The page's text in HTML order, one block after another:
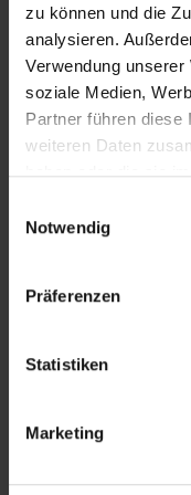
zu können und die
analysieren.
Verwendung
soziale Medien,
Partner führen diese
weiteren Daten
haben oder die sie
Notwendig
Präferenzen
Statistiken
Marketing
Sie haben Fragen
Frage stellen
+49 (0)221 932 81